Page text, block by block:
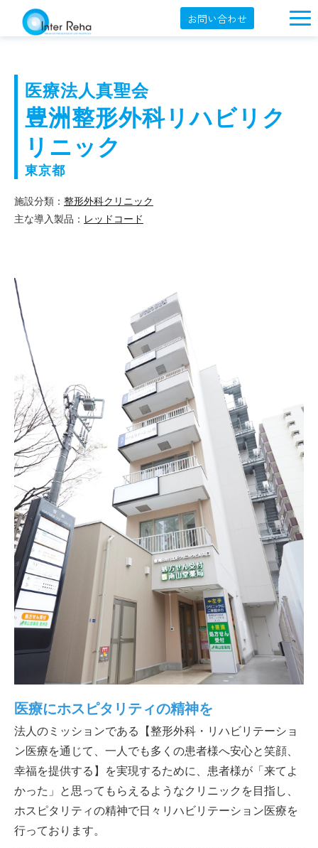
お問い合わせ
製品一覧
展示会・学会
YouTube
オンラインショップ
医療法人真聖会
豊洲整形外科リハビリク
リニック
東京都
施設分類： 整形外科クリニック
主な導入製品： レッドコード
医療にホスピタリティの精神を
法人のミッションである【整形外科・リハビリテーショ
ン医療を通じて、一人でも多くの患者様へ安心と笑顔、
幸福を提供する】を実現するために、患者様が「来てよ
かった」と思ってもらえるようなクリニックを目指し、
ホスピタリティの精神で日々リハビリテーション医療を
行っております。